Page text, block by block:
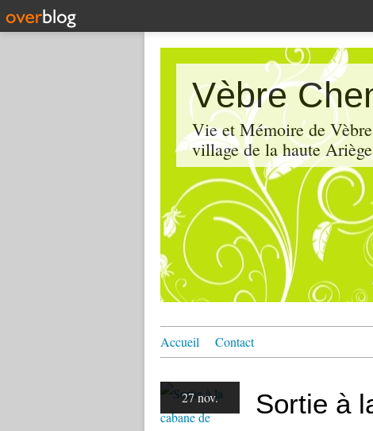
Vèbre
Vie et Mémoire de
village de la haute
Accueil Contact
27 nov.
Sortie à